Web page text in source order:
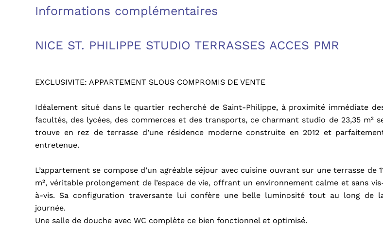
Informations complémentaires
NICE ST. PHILIPPE STUDIO TERRASSES ACCES PMR
EXCLUSIVITE: APPARTEMENT SLOUS COMPROMIS DE VENTE
Idéalement situé dans le quartier recherché de Saint-Philippe, à proximité immédiate
facultés, des lycées, des commerces et des transports, ce charmant studio de 23,35 m²
trouve en rez de terrasse d’une résidence moderne construite en 2012 et
entretenue.
L’appartement se compose d’un agréable séjour avec cuisine ouvrant sur une terrasse de
m², véritable prolongement de l’espace de vie, offrant un environnement calme et sans
à-vis. Sa configuration traversante lui confère une belle luminosité tout au long de
journée.
Une salle de douche avec WC complète ce bien fonctionnel et optimisé.